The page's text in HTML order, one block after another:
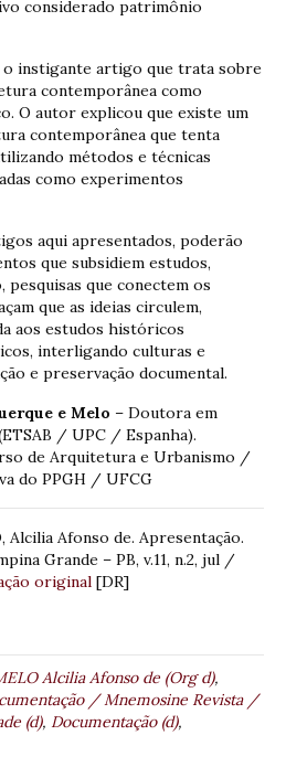
considerado patrimônio
o instigante artigo que trata sobre
contemporânea como
O autor explicou que existe um
contemporânea que tenta
métodos e técnicas
como experimentos
aqui apresentados, poderão
que subsidiem estudos,
que conectem os
que as ideias circulem,
aos estudos históricos
interligando culturas e
e preservação documental.
e Melo – Doutora em
/ UPC / Espanha).
de Arquitetura e Urbanismo /
do PPGH / UFCG
Alcilia Afonso de. Apresentação.
Grande – PB, v.11, n.2, jul /
original [DR]
Alcilia Afonso de (Org d),
/ Mnemosine Revista /
(d), Documentação (d),